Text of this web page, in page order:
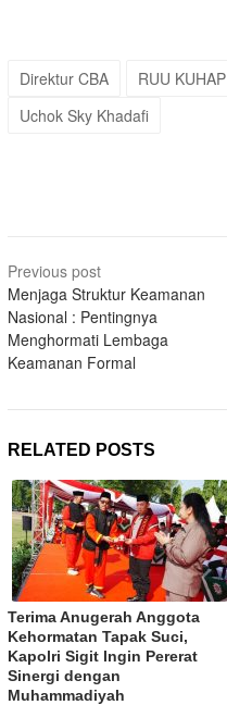
Direktur CBA RUU KUHAP
Uchok Sky Khadafi
Post
navigation
Previous post
Menjaga Struktur Keamanan
Nasional : Pentingnya
Menghormati Lembaga
Keamanan Formal
RELATED POSTS
Terima Anugerah Anggota
Kehormatan Tapak Suci,
Kapolri Sigit Ingin Pererat
Sinergi dengan
Muhammadiyah